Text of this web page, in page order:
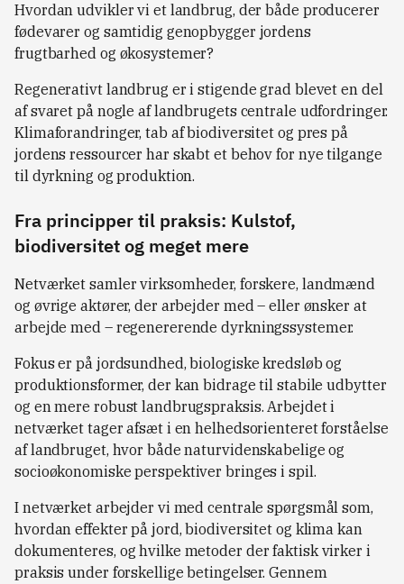
Hvordan udvikler vi et landbrug, der både producerer
fødevarer og samtidig genopbygger jordens
frugtbarhed og økosystemer?
Regenerativt landbrug er i stigende grad blevet en del
af svaret på nogle af landbrugets centrale udfordringer.
Klimaforandringer, tab af biodiversitet og pres på
jordens ressourcer har skabt et behov for nye tilgange
til dyrkning og produktion.
Fra principper til praksis: Kulstof,
biodiversitet og meget mere
Netværket samler virksomheder, forskere, landmænd
og øvrige aktører, der arbejder med – eller ønsker at
arbejde med – regenererende dyrkningssystemer.
Fokus er på jordsundhed, biologiske kredsløb og
produktionsformer, der kan bidrage til stabile udbytter
og en mere robust landbrugspraksis. Arbejdet i
netværket tager afsæt i en helhedsorienteret forståelse
af landbruget, hvor både naturvidenskabelige og
socioøkonomiske perspektiver bringes i spil.
I netværket arbejder vi med centrale spørgsmål som,
hvordan effekter på jord, biodiversitet og klima kan
dokumenteres, og hvilke metoder der faktisk virker i
praksis under forskellige betingelser. Gennem